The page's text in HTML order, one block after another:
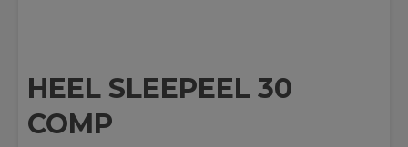
HEEL SLEEPEEL 30
COMP